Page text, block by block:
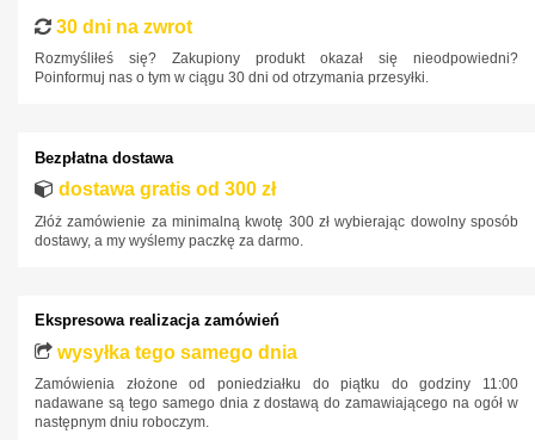
Isuzu
Jaguar
Jeep
Kia
Land Rover
Lexus
MAN
Maxus
30 dni na zwrot
Rozmyśliłeś się? Zakupiony produkt okazał się nieodpowiedni?
Poinformuj nas o tym w ciągu 30 dni od otrzymania przesyłki.
Bezpłatna dostawa
dostawa gratis od 300 zł
Złóż zamówienie za minimalną kwotę 300 zł wybierając dowolny sposób
dostawy, a my wyślemy paczkę za darmo.
Ekspresowa realizacja zamówień
wysyłka tego samego dnia
Zamówienia złożone od poniedziałku do piątku do godziny 11:00
nadawane są tego samego dnia z dostawą do zamawiającego na ogół w
następnym dniu roboczym.